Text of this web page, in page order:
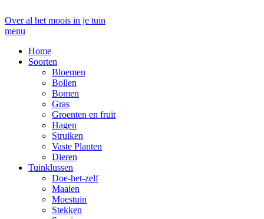
Over al het moois in je tuin
menu
Home
Soorten
Bloemen
Bollen
Bomen
Gras
Groenten en fruit
Hagen
Struiken
Vaste Planten
Dieren
Tuinklussen
Doe-het-zelf
Maaien
Moestuin
Stekken